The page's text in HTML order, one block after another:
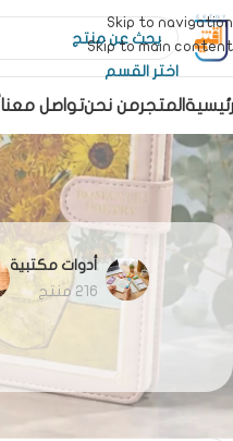
Skip to navigation
Skip to main content
اختر القسم
المتجرمن نحنتواصل معنا
أدوات مكتبية
216 منتج
FILTER BY PRICE